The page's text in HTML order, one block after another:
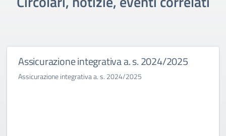
Assicurazione integrativa a. s. 2024/2025
Assicurazione integrativa a. s. 2024/2025